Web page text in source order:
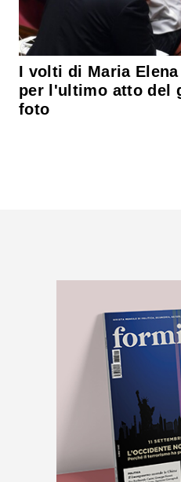
I volti di Maria
per l'ultimo atto del
foto